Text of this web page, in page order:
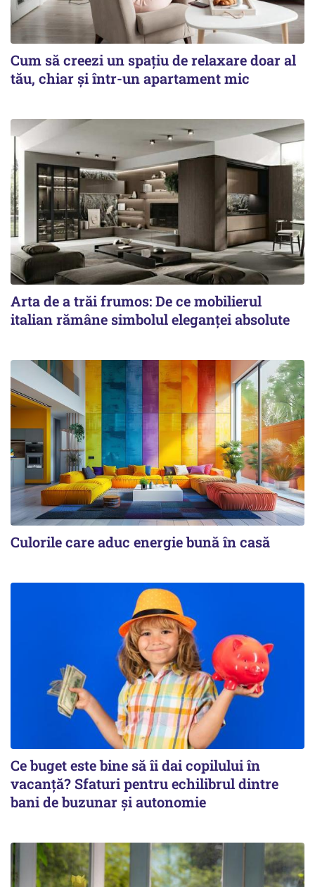
Cum să creezi un spațiu de relaxare doar al
tău, chiar și într-un apartament mic
Arta de a trăi frumos: De ce mobilierul
italian rămâne simbolul eleganței absolute
Culorile care aduc energie bună în casă
Ce buget este bine să îi dai copilului în
vacanță? Sfaturi pentru echilibrul dintre
bani de buzunar și autonomie